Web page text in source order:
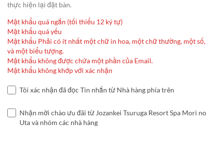
thực hiện lại đặt bàn.
Mật khẩu quá ngắn (tối thiểu 12 ký tự)
Mật khẩu quá yếu
Mật khẩu Phải có ít nhất một chữ in hoa, một chữ thường, một số,
và một biểu tượng.
Mật khẩu không được chứa một phần của Email.
Mật khẩu không khớp với xác nhận
Tôi xác nhận đã đọc Tin nhắn từ Nhà hàng phía trên
Nhận mời chào ưu đãi từ Jozankei Tsuruga Resort Spa Mori no
Uta và nhóm các nhà hàng